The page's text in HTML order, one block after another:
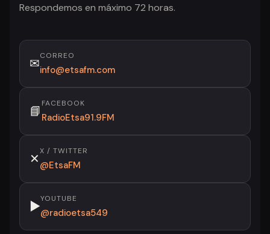
Respondemos en máximo 72 horas.
✉
CORREO
info@etsafm.com
📘
FACEBOOK
RadioEtsa91.9FM
✕
X / TWITTER
@EtsaFM
▶
YOUTUBE
@radioetsa549